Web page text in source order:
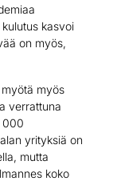
kasvoi
on myös,
myös
verrattuna
000
yrityksiä on
mutta
koko